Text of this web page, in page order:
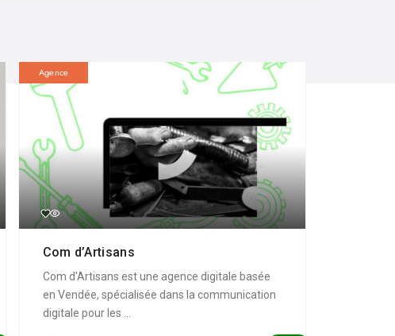
Agence
Com d’Artisans
Com d'Artisans est une agence digitale basée
en Vendée, spécialisée dans la communication
digitale pour les ...